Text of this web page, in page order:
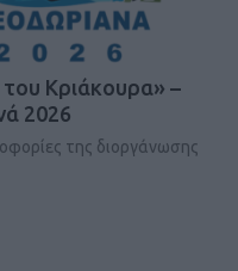
του Κριάκουρα» –
2026
της διοργάνωσης